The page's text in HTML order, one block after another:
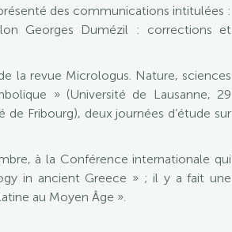
des communications intitulées :
Georges Dumézil : corrections et
la revue Micrologus. Nature, sciences
» (Université de Lausanne, 29
Fribourg), deux journées d’étude sur
à la Conférence internationale qui
in ancient Greece » ; il y a fait une
au Moyen Âge ».